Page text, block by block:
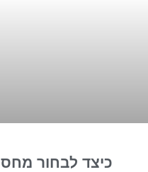
כיצד לבחור